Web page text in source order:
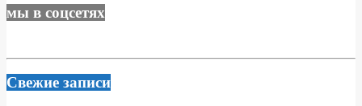
мы в соцсетях
Свежие записи